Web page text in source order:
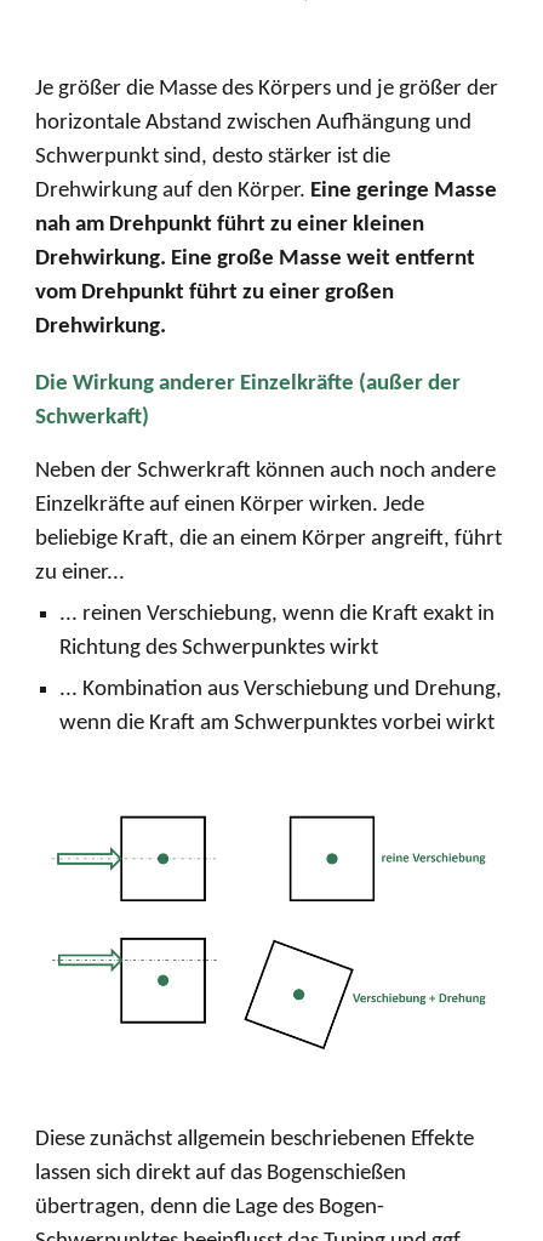
Je größer die Masse des Körpers und je größer der
horizontale Abstand zwischen Aufhängung und
Schwerpunkt sind, desto stärker ist die
Drehwirkung auf den Körper. Eine geringe Masse
nah am Drehpunkt führt zu einer kleinen
Drehwirkung. Eine große Masse weit entfernt
vom Drehpunkt führt zu einer großen
Drehwirkung.
Die Wirkung anderer Einzelkräfte (außer der
Schwerkaft)
Neben der Schwerkraft können auch noch andere
Einzelkräfte auf einen Körper wirken. Jede
beliebige Kraft, die an einem Körper angreift, führt
zu einer...
... reinen Verschiebung, wenn die Kraft exakt in
Richtung des Schwerpunktes wirkt
... Kombination aus Verschiebung und Drehung,
wenn die Kraft am Schwerpunktes vorbei wirkt
Diese zunächst allgemein beschriebenen Effekte
lassen sich direkt auf das Bogenschießen
übertragen, denn die Lage des Bogen-